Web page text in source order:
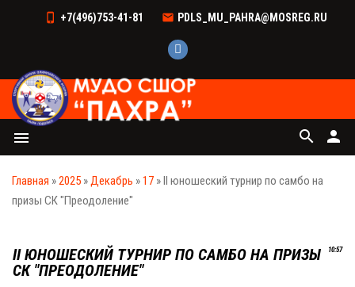
+7(496)753-41-81 PDLS_MU_PAHRA@MOSREG.RU
menu person
search
Главная »2025 »Декабрь »17 » II юношеский турнир по самбо на
призы СК "Преодоление"
10:57
II ЮНОШЕСКИЙ ТУРНИР ПО САМБО НА ПРИЗЫ
СК "ПРЕОДОЛЕНИЕ"